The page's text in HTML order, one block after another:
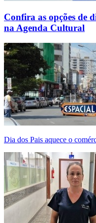
Confira as opções de
na Agenda Cultural
Dia dos Pais aquece o